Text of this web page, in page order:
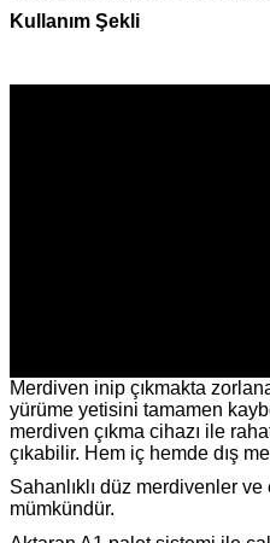
Kullanım Şekli
Merdiven inip çıkmakta
yürüme yetisini tamamen
merdiven çıkma cihazı ile
çıkabilir. Hem iç hemde dış
Sahanlıklı düz merdivenler
mümkündür.